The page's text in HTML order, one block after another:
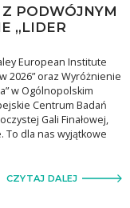
PODWÓJNYM
„LIDER
European Institute
2026” oraz Wyróżnienie
w Ogólnopolskim
Centrum Badań
Gali Finałowej,
To dla nas wyjątkowe
CZYTAJ DALEJ